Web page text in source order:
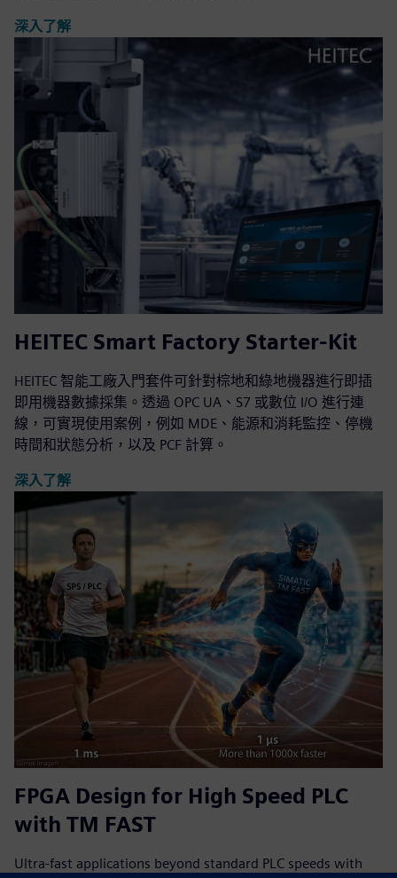
深入了解
HEITEC Smart Factory Starter-Kit
HEITEC 智能工廠入門套件可針對棕地和綠地機器進行即插
即用機器數據採集。透過 OPC UA、S7 或數位 I/O 進行連
線，可實現使用案例，例如 MDE、能源和消耗監控、停機
時間和狀態分析，以及 PCF 計算。
深入了解
FPGA Design for High Speed PLC
with TM FAST
Ultra-fast applications beyond standard PLC speeds with